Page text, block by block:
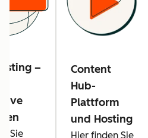
–
Sie
Content
Hub-
Plattform
und Hosting
Hier finden Sie